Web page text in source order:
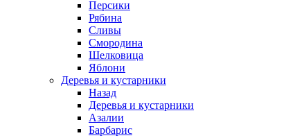
Персики
Рябина
Сливы
Смородина
Шелковица
Яблони
Деревья и кустарники
Назад
Деревья и кустарники
Азалии
Барбарис